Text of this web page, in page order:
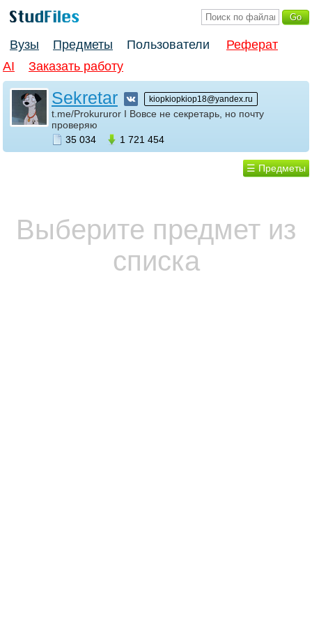
Вузы Предметы Пользователи
Реферат
AI
Заказать работу
Sekretar kiopkiopkiop18@yandex.ru
t.me/Prokururor I Вовсе не секретарь, но почту
проверяю
35 034
1 721 454
☰ Предметы
Выберите предмет из
списка